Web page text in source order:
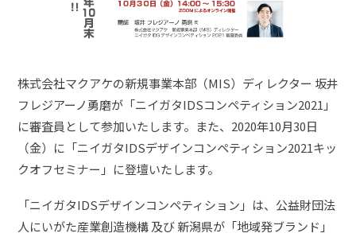
株式会社マクアケの新規事業本部（MIS）ディレクター 坂井
フレジアーノ勇磨が「ニイガタIDSコンペティション2021」
に審査員として参加いたします。また、2020年10月30日
（金）に「ニイガタIDSデザインコンペティション2021キッ
クオフセミナー」に登壇いたします。
「ニイガタIDSデザインコンペティション」は、公益財団法
人にいがた産業創造機構 及び 新潟県が「地域発ブランド」